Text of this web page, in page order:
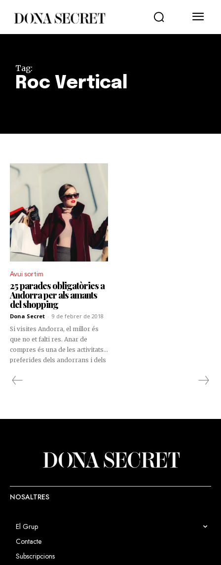
Tag:
Roc Vertical
Avui sortim
25 parades obligatòries a
Andorra per als amants
del shopping
Dona Secret - 9 de febrer de 2018
Si visites Andorra, el millor és
que no et falti res. Anar de
compres és una de les activitats
preferides dels andorrans i dels
altra manera. Els preus baixos i
NOSALTRES
El Grup
Contacte
Subscripcions